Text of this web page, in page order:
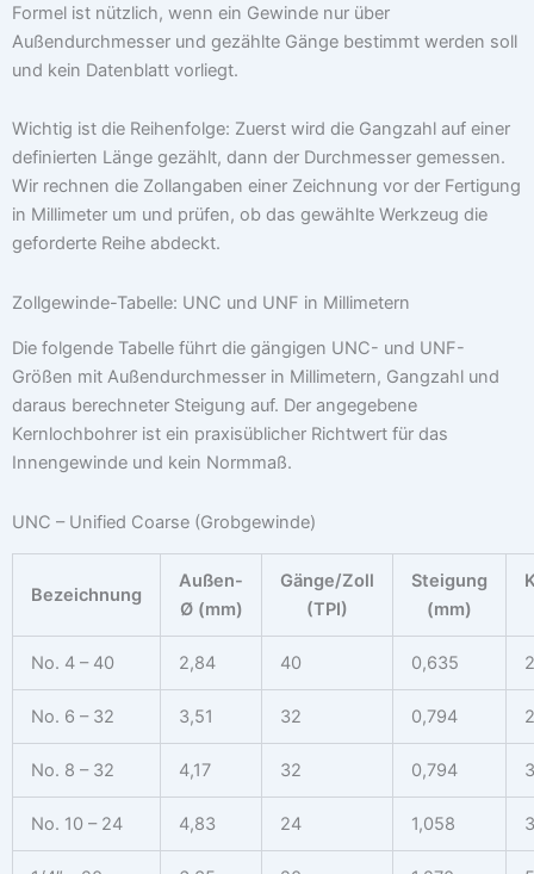
Formel ist nützlich, wenn ein Gewinde nur über
Außendurchmesser und gezählte Gänge bestimmt werden soll
und kein Datenblatt vorliegt.
Wichtig ist die Reihenfolge: Zuerst wird die Gangzahl auf einer
definierten Länge gezählt, dann der Durchmesser gemessen.
Wir rechnen die Zollangaben einer Zeichnung vor der Fertigung
in Millimeter um und prüfen, ob das gewählte Werkzeug die
geforderte Reihe abdeckt.
Zollgewinde-Tabelle: UNC und UNF in Millimetern
Die folgende Tabelle führt die gängigen UNC- und UNF-
Größen mit Außendurchmesser in Millimetern, Gangzahl und
daraus berechneter Steigung auf. Der angegebene
Kernlochbohrer ist ein praxisüblicher Richtwert für das
Innengewinde und kein Normmaß.
UNC – Unified Coarse (Grobgewinde)
Bezeichnung
Außen-
Ø (mm)
Gänge/Zoll
(TPI)
Steigung
(mm)
No. 4 – 40 2,84 40 0,635
No. 6 – 32 3,51 32 0,794
No. 8 – 32 4,17 32 0,794
No. 10 – 24 4,83 24 1,058